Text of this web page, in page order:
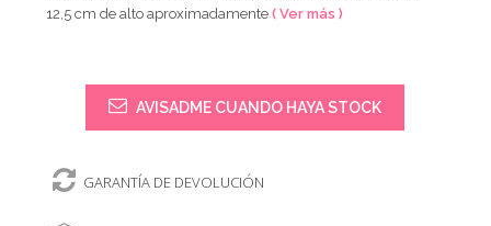
12,5 cm de alto aproximadamente( Ver más )
AVISADME CUANDO HAYA STOCK
GARANTÍA DE DEVOLUCIÓN